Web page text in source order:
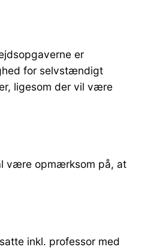
er
for selvstændigt
ligesom der vil være
være opmærksom på, at
inkl. professor med